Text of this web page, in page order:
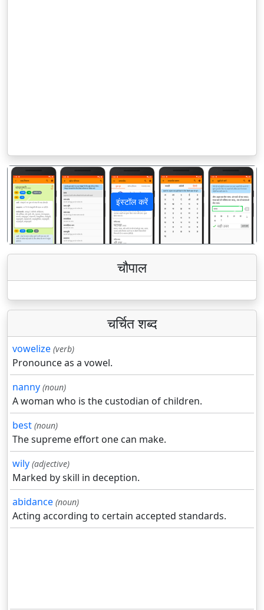
इंस्टॉल करें
पिछला अगला
चौपाल
चर्चित शब्द
vowelize (verb)
Pronounce as a vowel.
nanny (noun)
A woman who is the custodian of children.
best (noun)
The supreme effort one can make.
wily (adjective)
Marked by skill in deception.
abidance (noun)
Acting according to certain accepted standards.